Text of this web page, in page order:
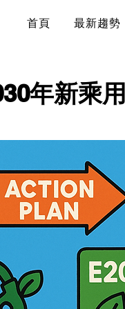
首頁 最新趨勢
年新乘